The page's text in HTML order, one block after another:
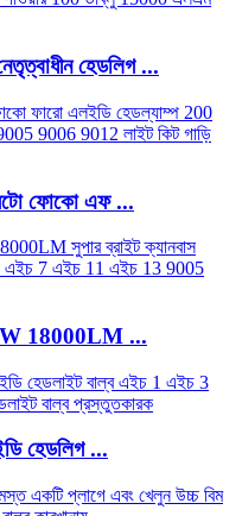
হেডলিগ ...
ফোকো এফ ...
18000LM ...
হেডলিগ ...